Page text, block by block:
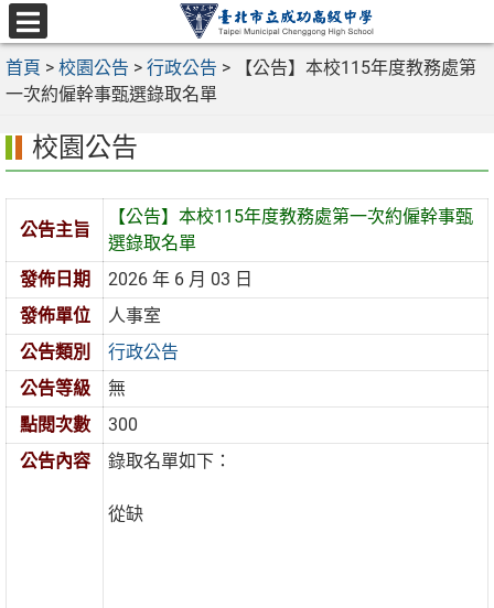
跳
至
主
要
區
選
單
首頁 > 校園公告 > 行政公告 >
【公告】本校115年度教務處第
一次約僱幹事甄選錄取名單
校園公告
公告主旨
【公告】本校115年度教務處第一次約僱幹事甄
選錄取名單
發佈日期
2026 年 6 月 03 日
發佈單位
人事室
公告類別
行政公告
公告等級
無
點閱次數
300
公告內容
錄取名單如下：
從缺